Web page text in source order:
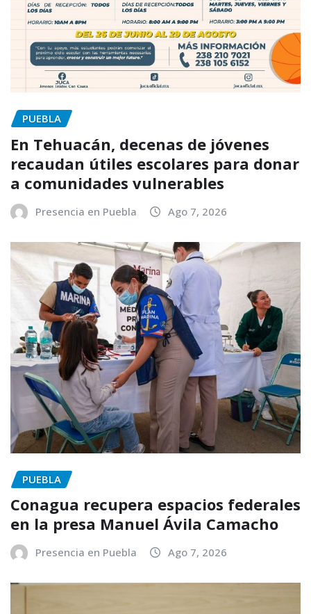
PUEBLA
En Tehuacán, decenas de jóvenes
recaudan útiles escolares para donar
a comunidades vulnerables
Presencia en Puebla Ago 7, 2026
PUEBLA
Conagua recupera espacios federales
en la presa Manuel Ávila Camacho
Presencia en Puebla Ago 7, 2026